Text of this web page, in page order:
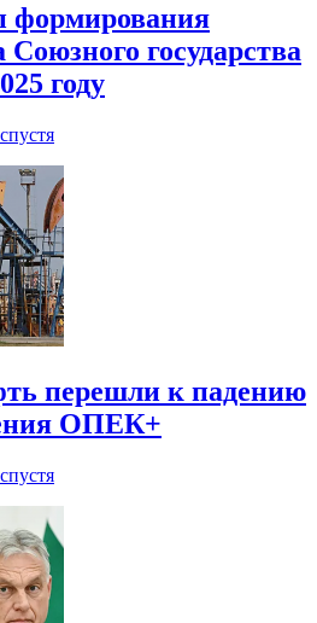
формирования
государства
году
перешли к падению
ОПЕК+